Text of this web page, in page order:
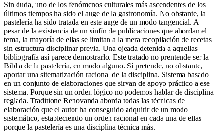
Sin duda, uno de los fenómenos culturales más ascendentes de los
últimos tiempos ha sido el auge de la gastronomía. No obstante, la
pastelería ha sido tratada en este auge de un modo tangencial. A
pesar de la existencia de un sinfín de publicaciones que abordan el
tema, la mayoría de ellas se limitan a la mera recopilación de recetas
sin estructura disciplinar previa. Una ojeada detenida a aquellas
bibliografía así parece demostrarlo. Este tratado no prentende ser la
Biblia de la pastelería, en modo alguno. Sí pretende, no obstante,
aportar una sitematización racional de la disciplina. Sistema basado
en un conjunto de elaboraciones que sirvan de apoyo práctico a ese
sistema. Porque sin un orden lógico no podemos hablar de disciplina
reglada. Traditione Renovanda aborda todas las técnicas de
elaboración que el autor ha conseguido adquirir de un modo
sistemático, estableciendo un orden racional en cada una de ellas
porque la pastelería es una disciplina técnica más.